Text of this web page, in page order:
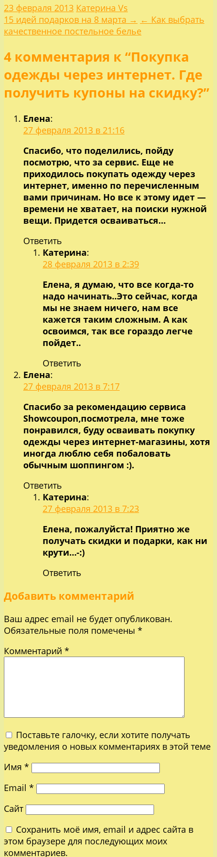
23 февраля 2013 Катерина Vs
Навигация
по
записям
15 идей подарков на 8 марта → ← Как выбрать
качественное постельное белье
4 комментария к “Покупка
одежды через интернет. Где
получить купоны на скидку?”
Елена:
27 февраля 2013 в 21:16
Спасибо, что поделились, пойду
посмотрю, что за сервис. Еще не
приходилось покупать одежду через
интернет, именно по перечисленным
вами причинам. Но все к этому идет —
времени не хватает, на поиски нужной
вещи. Придется осваиваться…
Ответить
Катерина:
28 февраля 2013 в 2:39
Елена, я думаю, что все когда-то
надо начинать..Это сейчас, когда
мы не знаем ничего, нам все
кажется таким сложным. А как
освоимся, так все гораздо легче
пойдет..
Ответить
Елена:
27 февраля 2013 в 7:17
Спасибо за рекомендацию сервиса
Showcoupon,посмотрела, мне тоже
понравился, буду осваивать покупку
одежды через интернет-магазины, хотя
иногда люблю себя побаловать
обычным шоппингом :).
Ответить
Катерина:
27 февраля 2013 в 7:23
Елена, пожалуйста! Приятно же
получать скидки и подарки, как ни
крути…-:)
Ответить
Добавить комментарий
Ваш адрес email не будет опубликован.
Обязательные поля помечены *
Комментарий *
Поставьте галочку, если хотите получать
уведомления о новых комментариях в этой теме
Имя *
Email *
Сайт
Сохранить моё имя, email и адрес сайта в
этом браузере для последующих моих
комментариев.